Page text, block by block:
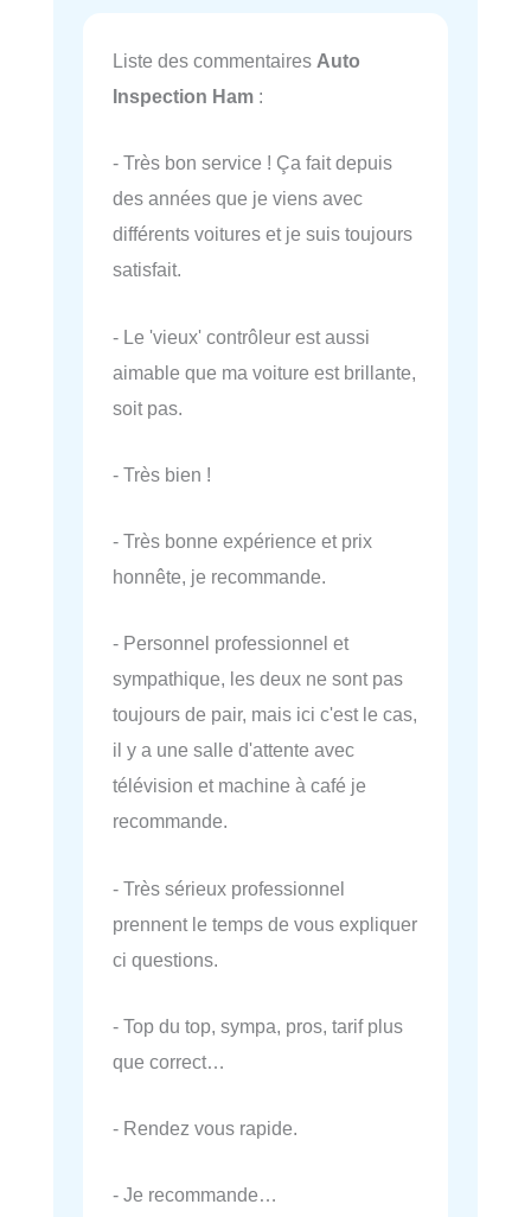
Liste des commentaires Auto
Inspection Ham :
- Très bon service ! Ça fait depuis
des années que je viens avec
différents voitures et je suis toujours
satisfait.
- Le 'vieux' contrôleur est aussi
aimable que ma voiture est brillante,
soit pas.
- Très bien !
- Très bonne expérience et prix
honnête, je recommande.
- Personnel professionnel et
sympathique, les deux ne sont pas
toujours de pair, mais ici c'est le cas,
il y a une salle d'attente avec
télévision et machine à café je
recommande.
- Très sérieux professionnel
prennent le temps de vous expliquer
ci questions.
- Top du top, sympa, pros, tarif plus
que correct…
- Rendez vous rapide.
- Je recommande…